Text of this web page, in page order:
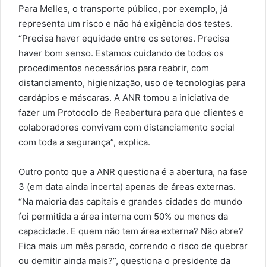
Para Melles, o transporte público, por exemplo, já
representa um risco e não há exigência dos testes.
“Precisa haver equidade entre os setores. Precisa
haver bom senso. Estamos cuidando de todos os
procedimentos necessários para reabrir, com
distanciamento, higienização, uso de tecnologias para
cardápios e máscaras. A ANR tomou a iniciativa de
fazer um Protocolo de Reabertura para que clientes e
colaboradores convivam com distanciamento social
com toda a segurança”, explica.
Outro ponto que a ANR questiona é a abertura, na fase
3 (em data ainda incerta) apenas de áreas externas.
“Na maioria das capitais e grandes cidades do mundo
foi permitida a área interna com 50% ou menos da
capacidade. E quem não tem área externa? Não abre?
Fica mais um mês parado, correndo o risco de quebrar
ou demitir ainda mais?”, questiona o presidente da